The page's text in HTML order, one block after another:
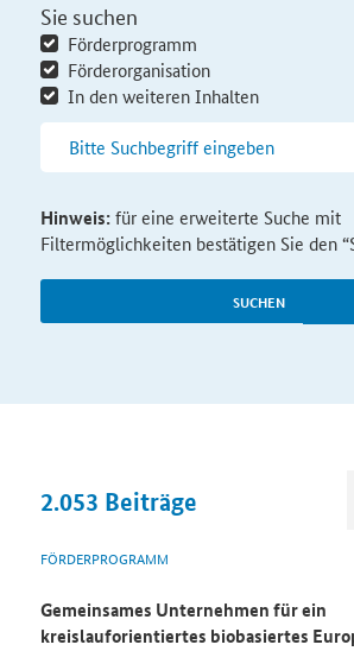
Sie suchen
Förderprogramm
Förderorganisation
In den weiteren Inhalten
SUCHEN
Hinweis:für eine erweiterte Suche mit
Filtermöglichkeiten bestätigen Sie den
2.053 Beiträge
FÖRDERPROGRAMM
Gemeinsames Unternehmen für ein
kreislauforientiertes biobasiertes